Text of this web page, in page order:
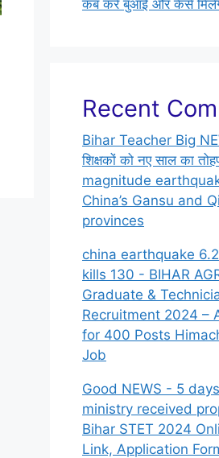
कब करें बुआई और कैसे
Recent
Bihar Teacher Big
शिक्षकों को नए साल का
magnitude
China’s Gansu and
provinces
china earthquake
kills 130 - BIHAR
Graduate &
Recruitment 2024 –
for 400 Posts
Job
Good NEWS - 5
ministry received
Bihar STET 2024
Link, Application